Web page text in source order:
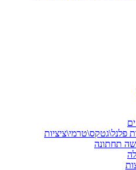
פלנל\גטקס\טרמי\ציציות
תחתונה